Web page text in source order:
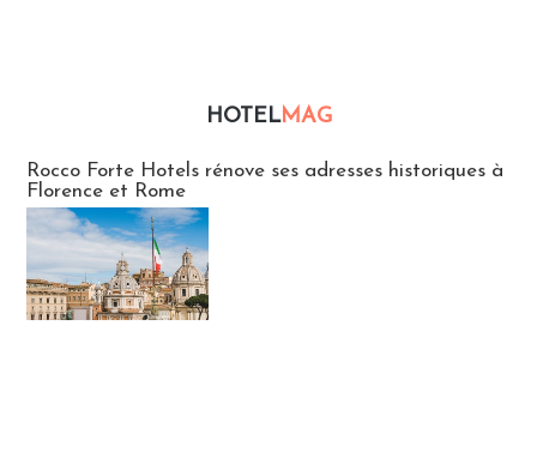
HOTELMAG
Rocco Forte Hotels rénove ses adresses historiques à
Florence et Rome